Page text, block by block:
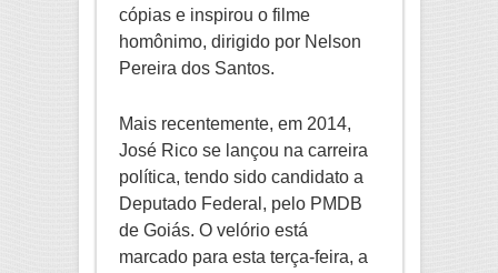
cópias e inspirou o filme
homônimo, dirigido por Nelson
Pereira dos Santos.
Mais recentemente, em 2014,
José Rico se lançou na carreira
política, tendo sido candidato a
Deputado Federal, pelo PMDB
de Goiás. O velório está
marcado para esta terça-feira, a